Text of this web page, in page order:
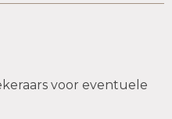
voor eventuele